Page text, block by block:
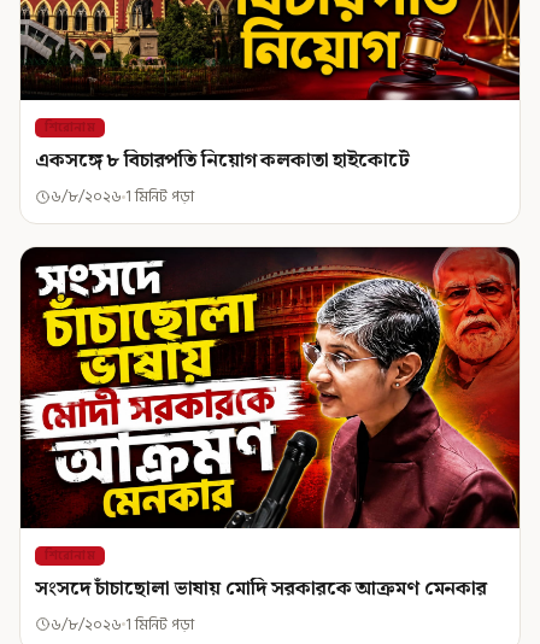
শিরোনাম
একসঙ্গে ৮ বিচারপতি নিয়োগ কলকাতা হাইকোর্টে
৬/৮/২০২৬ 1 মিনিট পড়া
শিরোনাম
সংসদে চাঁচাছোলা ভাষায় মোদি সরকারকে আক্রমণ মেনকার
৬/৮/২০২৬ 1 মিনিট পড়া